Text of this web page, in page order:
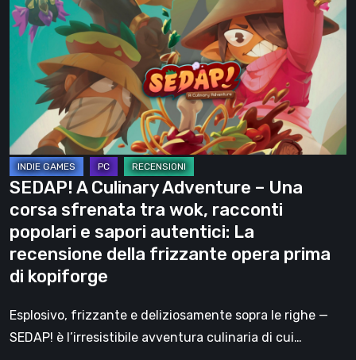
più
recenti
progressi
sviluppo
Culinary
Adventure
corsa
sfrenata
tra
wok,
racconti
popolari
e
sapori
autentici:
La
recensione
SEDAP! A Culinary Adventure – Una
corsa sfrenata tra wok, racconti
popolari e sapori autentici: La
recensione della frizzante opera prima
di kopiforge
Esplosivo, frizzante e deliziosamente sopra le righe —
SEDAP! è l’irresistibile avventura culinaria di cui…